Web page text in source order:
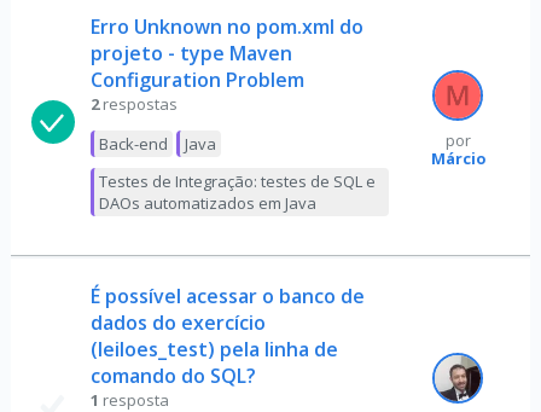
Erro Unknown no pom.xml do
projeto - type Maven
Configuration Problem
2 respostas
Back-end
Java
Testes de Integração: testes de SQL e
DAOs automatizados em Java
por
Márcio
É possível acessar o banco de
dados do exercício
(leiloes_test) pela linha de
comando do SQL?
1 resposta